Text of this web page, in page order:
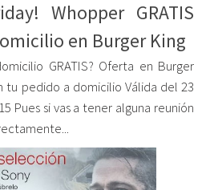
Whopper GRATIS
en Burger King
GRATIS? Oferta en Burger
tu pedido a domicilio Válida del 23
Pues si vas a tener alguna reunión